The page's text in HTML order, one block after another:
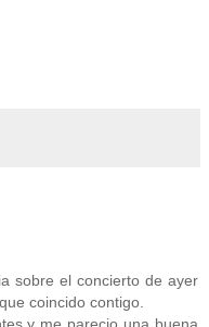
sobre el concierto de ayer
coincido contigo.